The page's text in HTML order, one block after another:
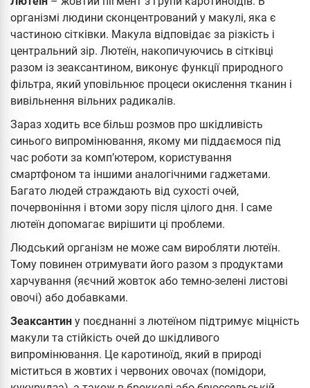
організмі людини сконцентрований у макулі, яка є
частиною сітківки. Макула відповідає за різкість і
центральний зір. Лютеїн, накопичуючись в сітківці
разом із зеаксантином, виконує функції природного
фільтра, який уповільнює процеси окислення тканин і
вивільнення вільних радикалів.
Зараз ходить все більш розмов про шкідливість
синього випромінювання, якому ми піддаємося під
час роботи за комп’ютером, користування
смартфоном та іншими аналогічними гаджетами.
Багато людей страждають від сухості очей,
почервоніння і втоми зору після цілого дня. І саме
лютеїн допомагає вирішити ці проблеми.
Людський організм не може сам виробляти лютеїн.
Тому повинен отримувати його разом з продуктами
харчування (яєчний жовток або темно-зелені листові
овочі) або добавками.
Зеаксантин у поєднанні з лютеїном підтримує міцність
макули та стійкість очей до шкідливого
випромінювання. Це каротиноїд, який в природі
міститься в жовтих і червоних овочах (помідори,